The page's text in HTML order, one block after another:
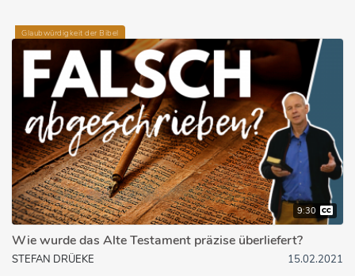
Glaubwürdigkeit der Bibel
9:30
Wie wurde das Alte Testament präzise überliefert?
STEFAN DRÜEKE 15.02.2021